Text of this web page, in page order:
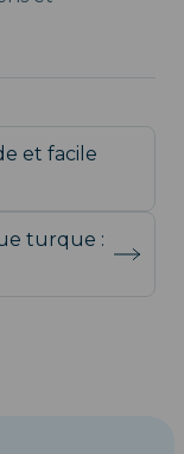
et facile
turque :